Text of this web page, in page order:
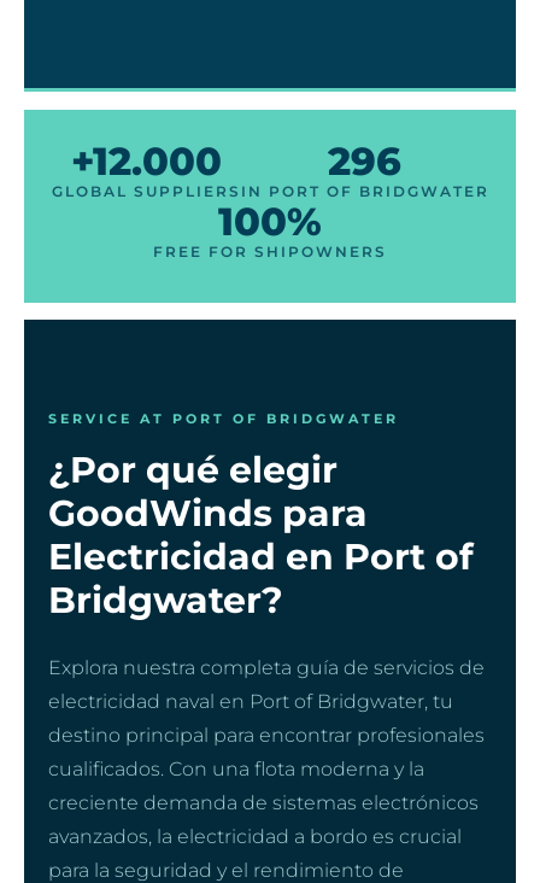
+12.000
GLOBAL SUPPLIERS
296
IN PORT OF BRIDGWATER
100%
FREE FOR SHIPOWNERS
SERVICE AT PORT OF BRIDGWATER
¿Por qué elegir
GoodWinds para
Electricidad en Port of
Bridgwater?
Explora nuestra completa guía de servicios de
electricidad naval en Port of Bridgwater, tu
destino principal para encontrar profesionales
cualificados. Con una flota moderna y la
creciente demanda de sistemas electrónicos
avanzados, la electricidad a bordo es crucial
para la seguridad y el rendimiento de